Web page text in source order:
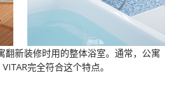
翻新装修时用的整体浴室。通常，公寓
完全符合这个特点。